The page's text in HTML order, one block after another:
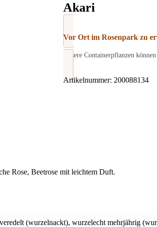
Akari
Vor Ort im Rosenpark zu
Unsere Containerpflanzen
Artikelnummer: 200088134
Rose, Beetrose mit leichtem Duft.
veredelt (wurzelnackt), wurzelecht mehrjährig